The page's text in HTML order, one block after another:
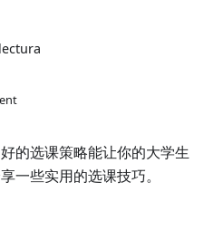
的选课策略能让你的大学生
一些实用的选课技巧。